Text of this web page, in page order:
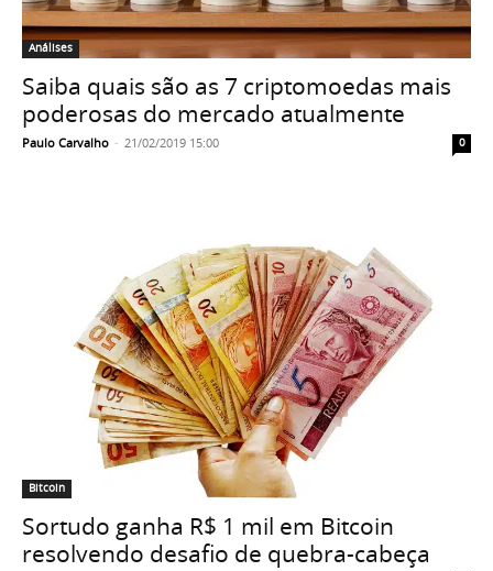
Análises
Saiba quais são as 7 criptomoedas mais
poderosas do mercado atualmente
Paulo Carvalho - 21/02/2019 15:00 0
Bitcoin
Sortudo ganha R$ 1 mil em Bitcoin
resolvendo desafio de quebra-cabeça